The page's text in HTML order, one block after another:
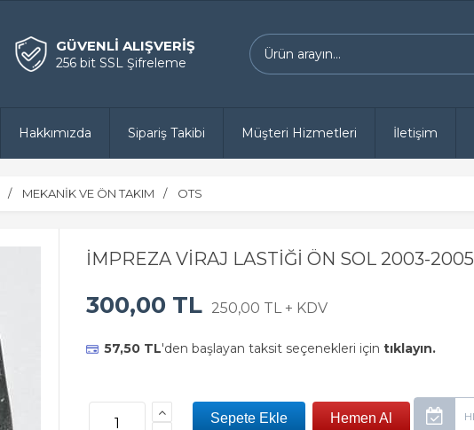
GÜVENLİ ALIŞVERİŞ
256 bit SSL Şifreleme
Hakkımızda Sipariş Takibi Müşteri Hizmetleri İletişim
MEKANİK VE ÖN TAKIM OTS
İMPREZA VİRAJ LASTİĞİ ÖN SOL 2003-2005
300,00 TL 250,00 TL + KDV
57,50 TL'den başlayan taksit seçenekleri için tıklayın.